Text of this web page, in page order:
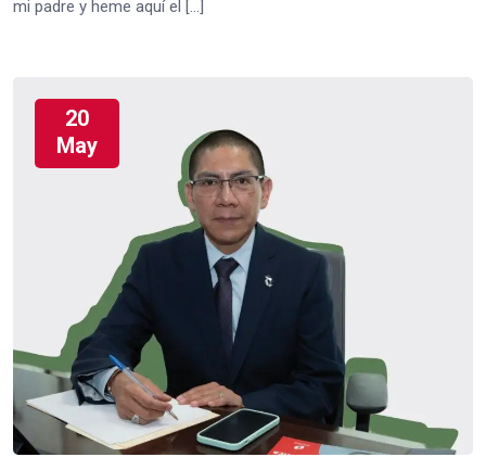
mi padre y heme aquí el […]
20
May